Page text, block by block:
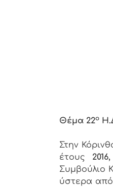
Θέμα 22ο
Στην
έτους 2016,
Συμβούλιο
ύστερα από